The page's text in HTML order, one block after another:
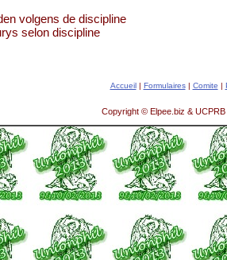
volgens de discipline
selon discipline
Accueil| Formulaires| Comite |
Copyright © Elpee.biz &